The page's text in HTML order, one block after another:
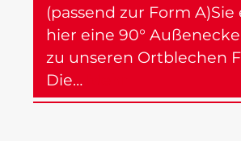
(passend zur Form
hier eine 90°
zu unseren Ortblechen
Die…